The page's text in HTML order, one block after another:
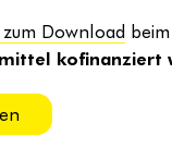
zum Download
kofinanziert